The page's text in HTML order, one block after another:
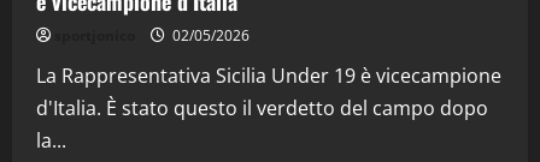
“SportEmpire” in Podcast: 26^ Puntata
08/04/2026
02/05/2026
La Rappresentativa Sicilia Under 19 è vicecampione
d'Italia. È stato questo il verdetto del campo dopo
la...